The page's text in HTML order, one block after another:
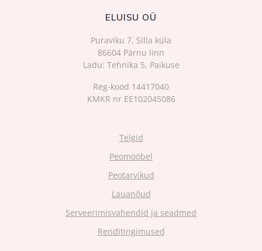
ELUISU OÜ
Puraviku 7, Silla küla
86604 Pärnu linn
Ladu: Tehnika 5, Paikuse
Reg-kood 14417040
KMKR nr EE102045086
Telgid
Peomööbel
Peotarvikud
Lauanõud
Serveerimisvahendid ja seadmed
Renditingimused